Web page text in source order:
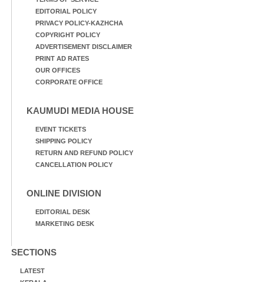
സമീപംEDITORIAL POLICY
PRIVACY POLICY-KAZHCHA
COPYRIGHT POLICY
ADVERTISEMENT DISCLAIMER
PRINT AD RATES
OUR OFFICES
CORPORATE OFFICE
KAUMUDI MEDIA HOUSE
EVENT TICKETS
SHIPPING POLICY
RETURN AND REFUND POLICY
CANCELLATION POLICY
ONLINE DIVISION
EDITORIAL DESK
MARKETING DESK
SECTIONS
LATEST